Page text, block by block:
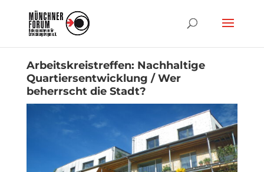
Arbeitskreistreffen: Nachhaltige
Quartiersentwicklung / Wer
beherrscht die Stadt?